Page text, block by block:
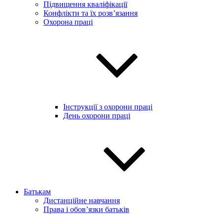
Підвищення кваліфікації
Конфлікти та їх розв’язання
Охорона праці
Інструкції з охорони праці
День охорони праці
Батькам
Дистанційне навчання
Права і обов’язки батьків